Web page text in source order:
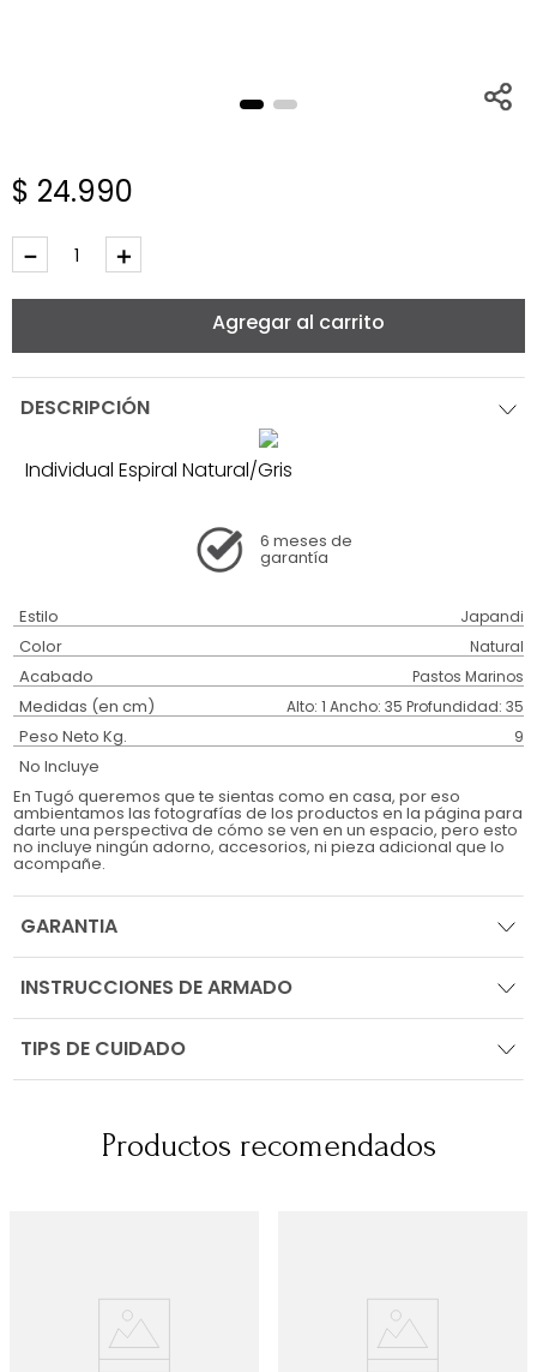
$ 24.990
＋
－
Agregar al carrito
DESCRIPCIÓN
Individual Espiral Natural/Gris
6 meses de
garantía
Estilo Japandi
Color Natural
Acabado Pastos Marinos
Medidas (en cm) Alto: 1 Ancho: 35 Profundidad: 35
Peso Neto Kg. 9
No Incluye
En Tugó queremos que te sientas como en casa, por eso
ambientamos las fotografías de los productos en la página para
darte una perspectiva de cómo se ven en un espacio, pero esto
no incluye ningún adorno, accesorios, ni pieza adicional que lo
acompañe.
GARANTIA
INSTRUCCIONES DE ARMADO
TIPS DE CUIDADO
Productos recomendados